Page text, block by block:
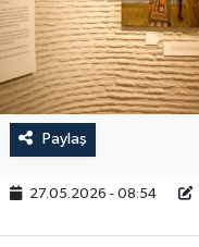
Paylaş
27.05.2026 - 08:54
RESMİ İLAN